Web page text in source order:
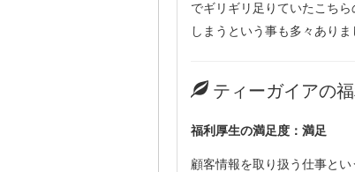
でギリギリ足りていたこち
しまうという事も多々ありま
ティーガイアの
福利厚生の満足度：満足
顧客情報を取り扱う仕事と